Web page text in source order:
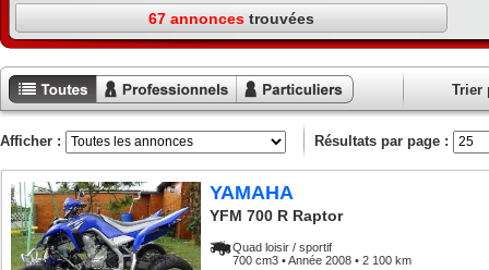
67 annonces trouvées
Toutes les
annonces
Annonces
professionnels
Annonces
particuliers
Trier
Afficher : Résultats par page :
YAMAHA
YFM 700 R Raptor
Quad loisir / sportif
700 cm3 • Année 2008 • 2 100 km